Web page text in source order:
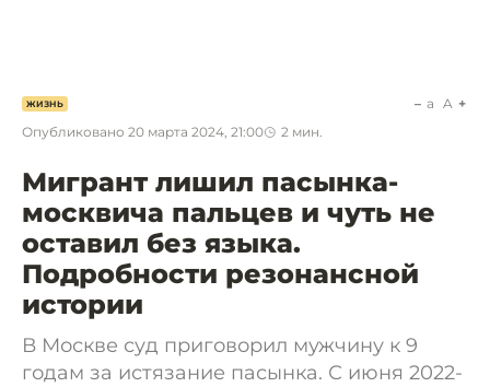
ЖИЗНЬ
Опубликовано 20 марта 2024, 21:00 2 мин.
a A
Мигрант лишил пасынка-
москвича пальцев и чуть не
оставил без языка.
Подробности резонансной
истории
В Москве суд приговорил мужчину к 9
годам за истязание пасынка. С июня 2022-